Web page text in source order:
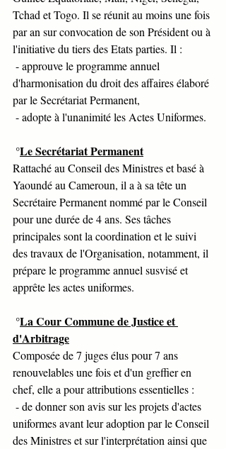
Tchad et Togo. Il se réunit au moins une fois
par an sur convocation de son Président ou à
l'initiative du tiers des Etats parties. Il :
d'harmonisation du droit des affaires élaboré
par le Secrétariat Permanent,
- adopte à l'unanimité les Actes Uniformes.
°Le Secrétariat Permanent
Rattaché au Conseil des Ministres et basé à
Yaoundé au Cameroun, il a à sa tête un
Secrétaire Permanent nommé par le Conseil
pour une durée de 4 ans. Ses tâches
principales sont la coordination et le suivi
des travaux de l'Organisation, notamment, il
prépare le programme annuel susvisé et
apprête les actes uniformes.
°La Cour Commune de Justice et
d'Arbitrage
Composée de 7 juges élus pour 7 ans
renouvelables une fois et d'un greffier en
chef, elle a pour attributions essentielles :
uniformes avant leur adoption par le Conseil
des Ministres et sur l'interprétation ainsi que